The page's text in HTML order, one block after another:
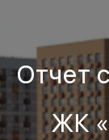
Отчет
ЖК